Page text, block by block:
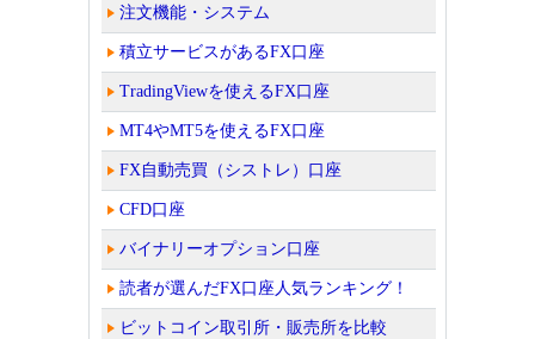
注文機能・システム
積立サービスがあるFX口座
TradingViewを使えるFX口座
MT4やMT5を使えるFX口座
FX自動売買（シストレ）口座
CFD口座
バイナリーオプション口座
読者が選んだFX口座人気ランキング！
ビットコイン取引所・販売所を比較